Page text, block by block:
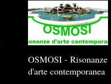
OSMOSI - Risonanze
d'arte contemporanea